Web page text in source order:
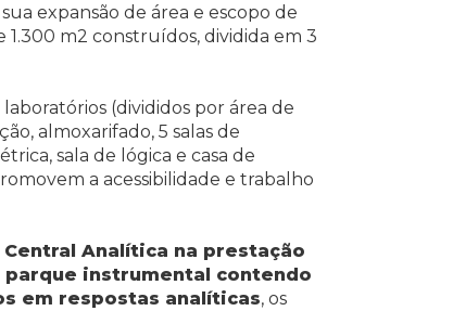
expansão de área e escopo de
m2 construídos, dividida em 3
(divididos por área de
almoxarifado, 5 salas de
sala de lógica e casa de
a acessibilidade e trabalho
Analítica na prestação
instrumental contendo
em respostas analíticas, os